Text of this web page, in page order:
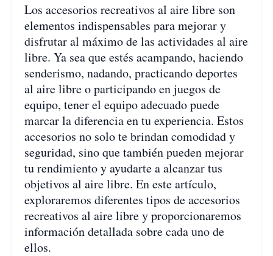
Los accesorios recreativos al aire libre son
elementos indispensables para mejorar y
disfrutar al máximo de las actividades al aire
libre. Ya sea que estés acampando, haciendo
senderismo, nadando, practicando deportes
al aire libre o participando en juegos de
equipo, tener el equipo adecuado puede
marcar la diferencia en tu experiencia. Estos
accesorios no solo te brindan comodidad y
seguridad, sino que también pueden mejorar
tu rendimiento y ayudarte a alcanzar tus
objetivos al aire libre. En este artículo,
exploraremos diferentes tipos de accesorios
recreativos al aire libre y proporcionaremos
información detallada sobre cada uno de
ellos.